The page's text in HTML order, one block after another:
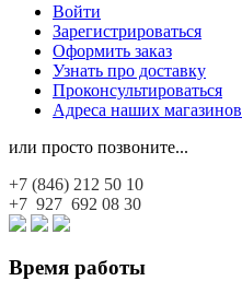
Войти
Зарегистрироваться
Оформить заказ
Узнать про доставку
Проконсультироваться
Адреса наших магазинов
или просто позвоните...
+7 (846) 212 50 10
+7 927 692 08 30
Время работы